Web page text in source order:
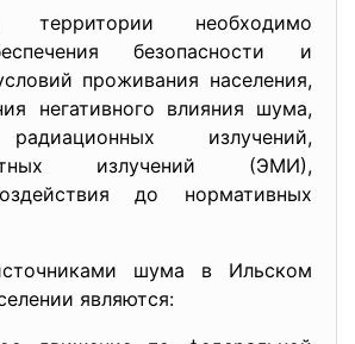
необходимо
безопасности и
проживания населения,
негативного влияния шума,
излучений,
излучений (ЭМИ),
до нормативных
шума в Ильском
являются: